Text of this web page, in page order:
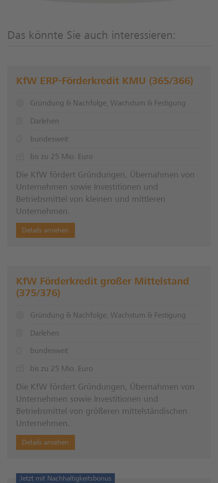
Das könnte Sie auch interessieren:
KfW ERP-Förderkredit KMU (365/366)
Gründung & Nachfolge, Wachstum & Festigung
Darlehen
bundesweit
bis zu 25 Mio. Euro
Die KfW fördert Gründungen, Übernahmen von
Unternehmen sowie Investitionen und
Betriebsmittel von kleinen und mittleren
Unternehmen.
Details ansehen
KfW Förderkredit großer Mittelstand
(375/376)
Gründung & Nachfolge, Wachstum & Festigung
Darlehen
bundesweit
bis zu 25 Mio. Euro
Die KfW fördert Gründungen, Übernahmen von
Unternehmen sowie Investitionen und
Betriebsmittel von größeren mittelständischen
Unternehmen.
Details ansehen
Jetzt mit Nachhaltigkeitsbonus